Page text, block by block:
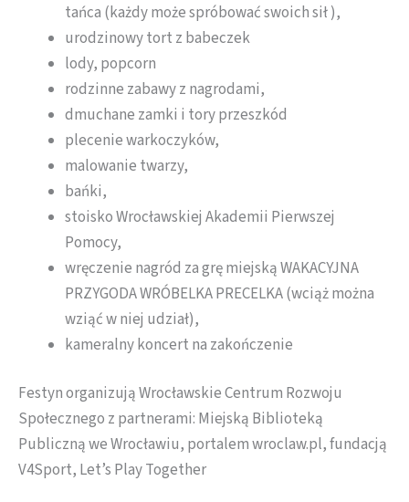
tańca (każdy może spróbować swoich sił ),
urodzinowy tort z babeczek
lody, popcorn
rodzinne zabawy z nagrodami,
dmuchane zamki i tory przeszkód
plecenie warkoczyków,
malowanie twarzy,
bańki,
stoisko Wrocławskiej Akademii Pierwszej
Pomocy,
wręczenie nagród za grę miejską WAKACYJNA
PRZYGODA WRÓBELKA PRECELKA (wciąż można
wziąć w niej udział),
kameralny koncert na zakończenie
Festyn organizują Wrocławskie Centrum Rozwoju
Społecznego z partnerami: Miejską Biblioteką
Publiczną we Wrocławiu, portalem wroclaw.pl, fundacją
V4Sport, Let’s Play Together